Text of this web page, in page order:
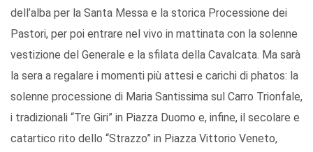
dell’alba per la Santa Messa e la storica Processione dei
Pastori, per poi entrare nel vivo in mattinata con la solenne
vestizione del Generale e la sfilata della Cavalcata. Ma sarà
la sera a regalare i momenti più attesi e carichi di phatos: la
solenne processione di Maria Santissima sul Carro Trionfale,
i tradizionali “Tre Giri” in Piazza Duomo e, infine, il secolare e
catartico rito dello “Strazzo” in Piazza Vittorio Veneto,